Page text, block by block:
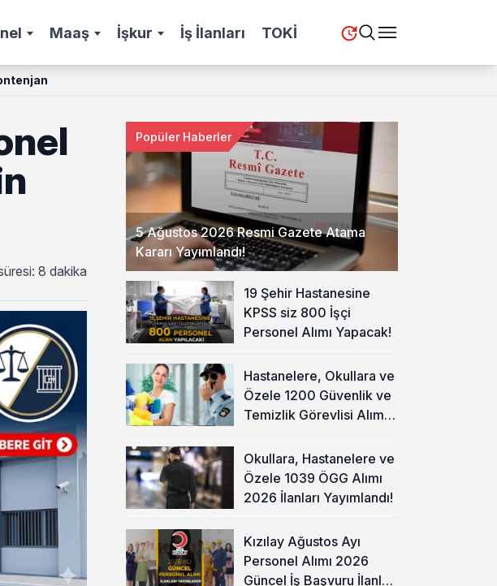
Maaş İşkur İş İlanları TOKİ
8 dakika
5 Ağustos 2026 Resmi Gazete Atama
Kararı Yayımlandı!
Popüler Haberler
19 Şehir Hastanesine
KPSS siz 800 İşçi
Personel Alımı Yapacak!
Hastanelere, Okullara ve
Özele 1200 Güvenlik ve
Temizlik Görevlisi Alımı
Okullara, Hastanelere ve
Özele 1039 ÖGG Alımı
2026 İlanları Yayımlandı!
Kızılay Ağustos Ayı
Personel Alımı 2026
Güncel İş Başvuru İlanları